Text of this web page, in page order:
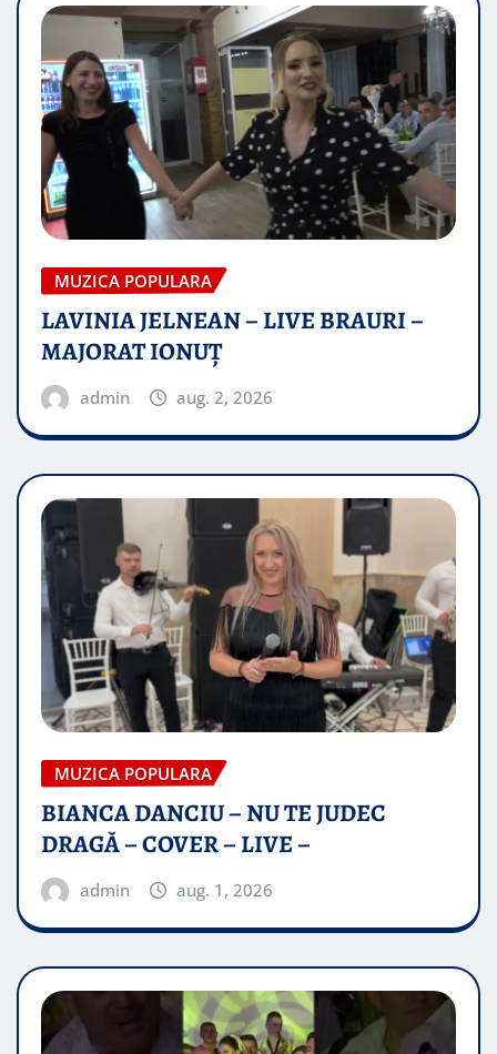
MUZICA POPULARA
LAVINIA JELNEAN – LIVE BRAURI –
MAJORAT IONUŢ
admin aug. 2, 2026
MUZICA POPULARA
BIANCA DANCIU – NU TE JUDEC
DRAGĂ – COVER – LIVE –
admin aug. 1, 2026